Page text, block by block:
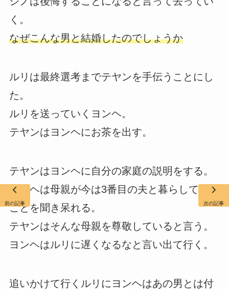
く。
なぜこんな男と結婚したのでしょうか
ルリは最終選考までテヤンを手伝うことにし
た。
ルリを送っていくヨンヘ。
テヤンはヨンヘにお茶を出す。
テヤンはヨンヘに自分の家庭の説明をする。
ヨンヘは母親が今は3番目の夫と暮らしている
ことを聞き呆れる。
テヤンはそんな母親を尊敬していると言う。
ヨンヘはルリに遅くなるなと言い出て行く。
追いかけて行くルリにヨンヘはあの男とは付
前の記事 次の記事